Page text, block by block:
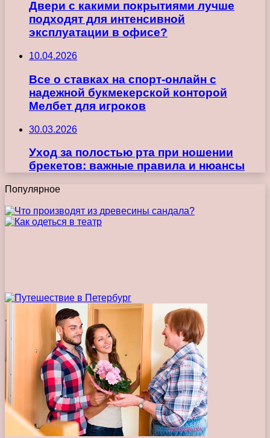
Двери с какими покрытиями лучше
подходят для интенсивной
эксплуатации в офисе?
10.04.2026
Все о ставках на спорт-онлайн с
надежной букмекерской конторой
Мелбет для игроков
30.03.2026
Уход за полостью рта при ношении
брекетов: важные правила и нюансы
Популярное